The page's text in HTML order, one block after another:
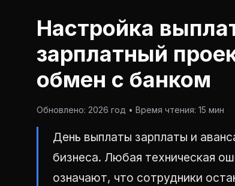
Настройка
зарплатный
обмен с банком
Обновлено: 2026 год • Время чтения: 15 мин
День выплаты зарплаты и
бизнеса. Любая техническая
означают, что сотрудники